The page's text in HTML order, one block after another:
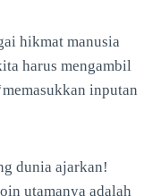
hikmat manusia
harus mengambil
inputan
dunia ajarkan!
utamanya adalah